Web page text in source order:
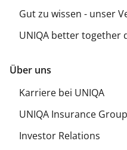
Gut zu wissen - unser
UNIQA better together
Über uns
Karriere bei UNIQA
UNIQA Insurance Group
Investor Relations